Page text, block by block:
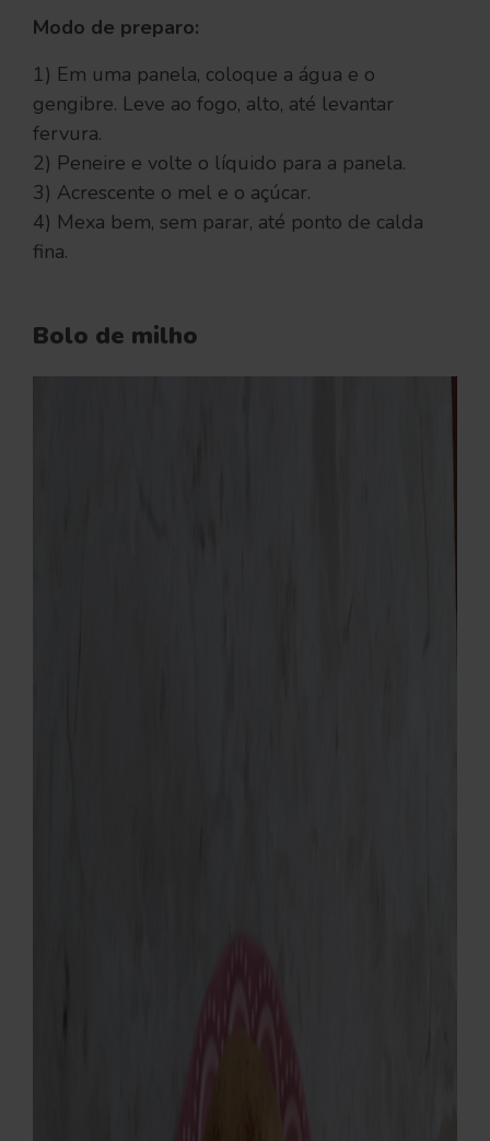
Modo de preparo:
1) Em uma panela, coloque a água e o
gengibre. Leve ao fogo, alto, até levantar
fervura.
2) Peneire e volte o líquido para a panela.
3) Acrescente o mel e o açúcar.
4) Mexa bem, sem parar, até ponto de calda
fina.
Bolo de milho